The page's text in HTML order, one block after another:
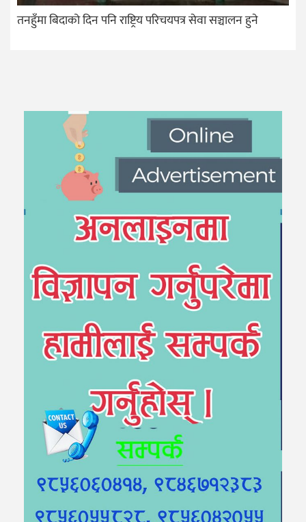
तनहुँमा बिदाको दिन पनि राष्ट्रिय परिचयपत्र सेवा सञ्चालन हुने